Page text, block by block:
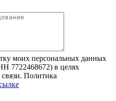
моих персональных данных
в целях
Политика